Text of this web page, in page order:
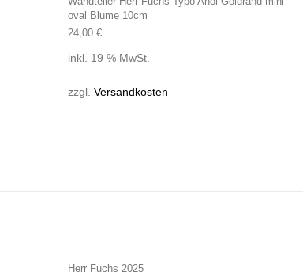
oval Blume 10cm
24,00 €
inkl. 19 % MwSt.
zzgl. Versandkosten
Herr Fuchs 2025